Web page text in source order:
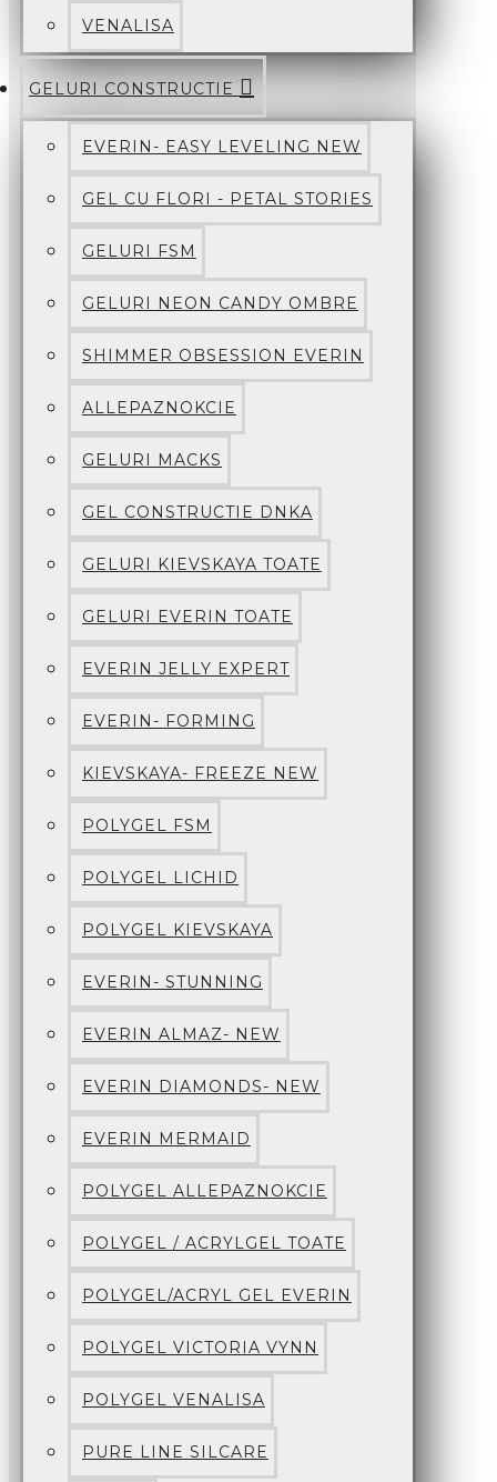
VENALISA
GELURI CONSTRUCTIE
EVERIN- EASY LEVELING NEW
GEL CU FLORI - PETAL STORIES
GELURI FSM
GELURI NEON CANDY OMBRE
SHIMMER OBSESSION EVERIN
ALLEPAZNOKCIE
GELURI MACKS
GEL CONSTRUCTIE DNKA
GELURI KIEVSKAYA TOATE
GELURI EVERIN TOATE
EVERIN JELLY EXPERT
EVERIN- FORMING
KIEVSKAYA- FREEZE NEW
POLYGEL FSM
POLYGEL LICHID
POLYGEL KIEVSKAYA
EVERIN- STUNNING
EVERIN ALMAZ- NEW
EVERIN DIAMONDS- NEW
EVERIN MERMAID
POLYGEL ALLEPAZNOKCIE
POLYGEL / ACRYLGEL TOATE
POLYGEL/ACRYL GEL EVERIN
POLYGEL VICTORIA VYNN
POLYGEL VENALISA
PURE LINE SILCARE